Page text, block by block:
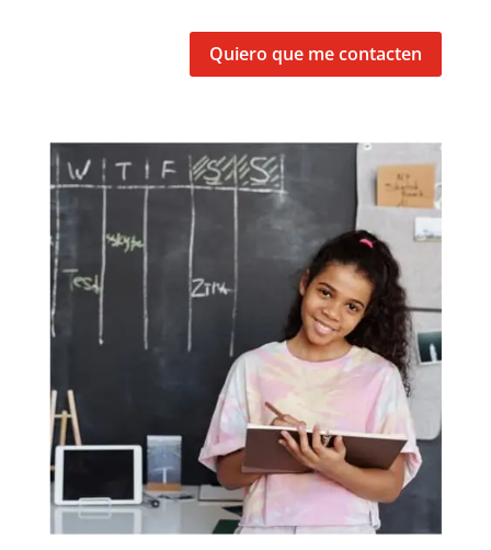
Quiero que me contacten